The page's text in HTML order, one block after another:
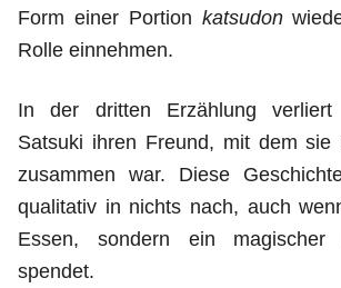
Form einer Portion katsudon
Rolle einnehmen.
In der dritten Erzählung verliert
Satsuki ihren Freund, mit dem sie
zusammen war. Diese
qualitativ in nichts nach, auch
Essen, sondern ein magischer
spendet.